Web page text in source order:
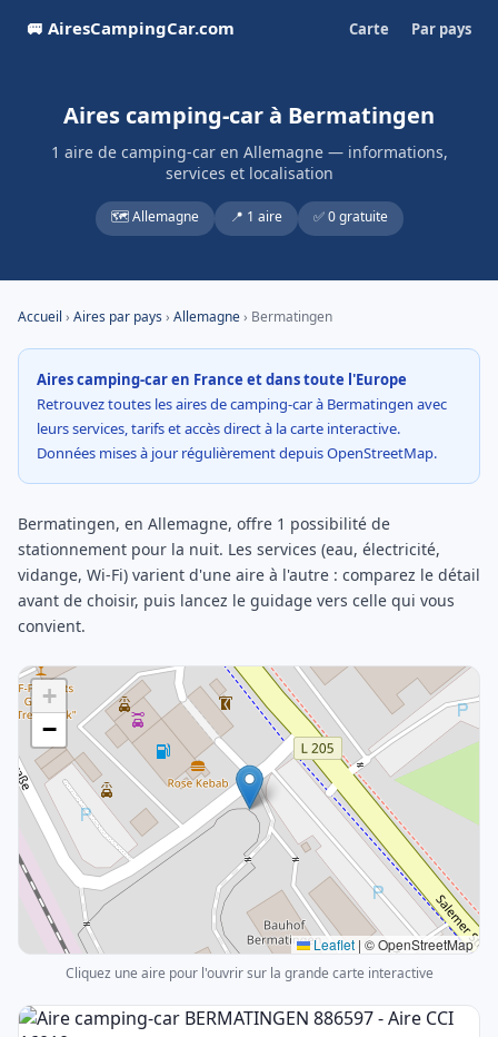
🚐 AiresCampingCar.com Carte Par pays
Aires camping-car à Bermatingen
1 aire de camping-car en Allemagne — informations,
services et localisation
🗺️ Allemagne 📍 1 aire ✅ 0 gratuite
Accueil › Aires par pays› Allemagne› Bermatingen
Aires camping-car en France et dans toute l'Europe
Retrouvez toutes les aires de camping-car à Bermatingen avec
leurs services, tarifs et accès direct à la carte interactive.
Données mises à jour régulièrement depuis OpenStreetMap.
Bermatingen, en Allemagne, offre 1 possibilité de
stationnement pour la nuit. Les services (eau, électricité,
vidange, Wi-Fi) varient d'une aire à l'autre : comparez le détail
avant de choisir, puis lancez le guidage vers celle qui vous
convient.
+
−
Leaflet | © OpenStreetMap
Cliquez une aire pour l'ouvrir sur la grande carte interactive